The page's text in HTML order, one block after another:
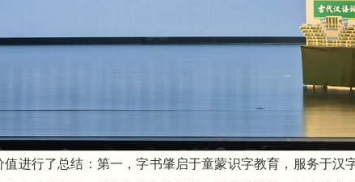
进行了总结：第一，字书肇启于童蒙识字教育，服务于汉